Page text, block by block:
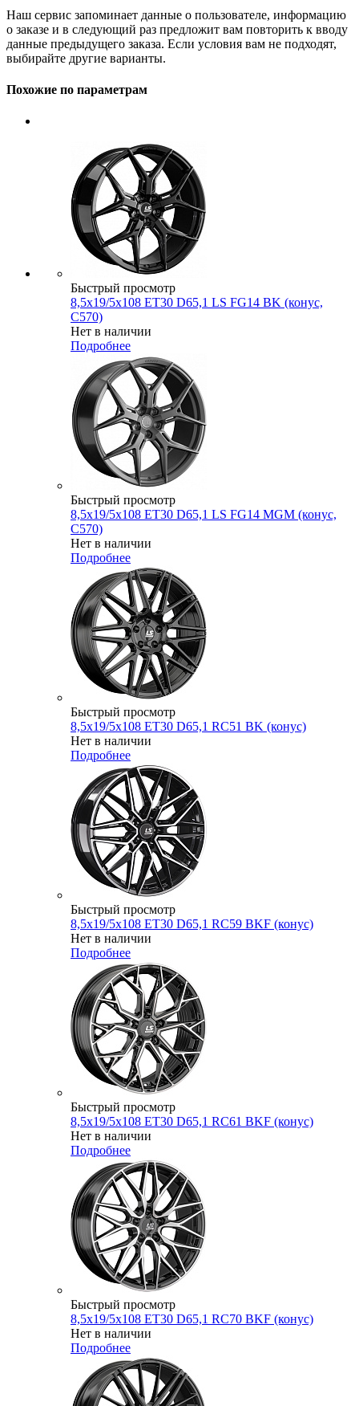
Наш сервис запоминает данные о пользователе, информацию
о заказе и в следующий раз предложит вам повторить к вводу
данные предыдущего заказа. Если условия вам не подходят,
выбирайте другие варианты.
Похожие по параметрам
Быстрый просмотр
8,5x19/5x108 ET30 D65,1 LS FG14 BK (конус,
C570)
Нет в наличии
Подробнее
Быстрый просмотр
8,5x19/5x108 ET30 D65,1 LS FG14 MGM (конус,
C570)
Нет в наличии
Подробнее
Быстрый просмотр
8,5x19/5x108 ET30 D65,1 RC51 BK (конус)
Нет в наличии
Подробнее
Быстрый просмотр
8,5x19/5x108 ET30 D65,1 RC59 BKF (конус)
Нет в наличии
Подробнее
Быстрый просмотр
8,5x19/5x108 ET30 D65,1 RC61 BKF (конус)
Нет в наличии
Подробнее
Быстрый просмотр
8,5x19/5x108 ET30 D65,1 RC70 BKF (конус)
Нет в наличии
Подробнее